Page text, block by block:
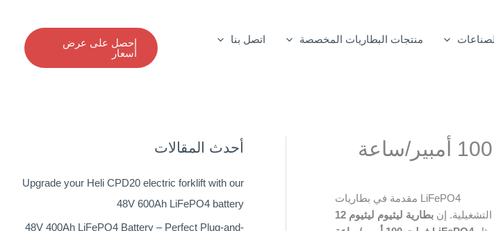
منتجات البطاريات المخصصة
اتصل بنا
احصل على عرض
أسعار
مقدمة في بطاريات LiFePO4
إن
بطارية ليثيوم ليثيوم 12
أحدث المقالات
Upgrade your Heli CPD20 electric forklift with our
48V 600Ah LiFePO4 battery
48V 400Ah LiFePO4 Battery – Perfect Plug-and-